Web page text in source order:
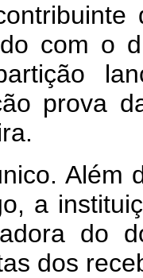
com o
prova
Além da
a
do
dos